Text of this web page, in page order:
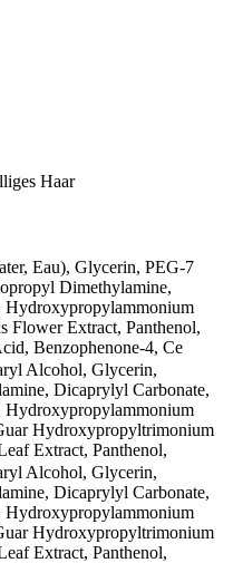
Haar
Eau), Glycerin, PEG-7
Dimethylamine,
Flower Extract, Panthenol,
Benzophenone-4, Ce
Alcohol, Glycerin,
Dicaprylyl Carbonate,
Hydroxypropyltrimonium
Extract, Panthenol,
Alcohol, Glycerin,
Dicaprylyl Carbonate,
Hydroxypropyltrimonium
Extract, Panthenol,